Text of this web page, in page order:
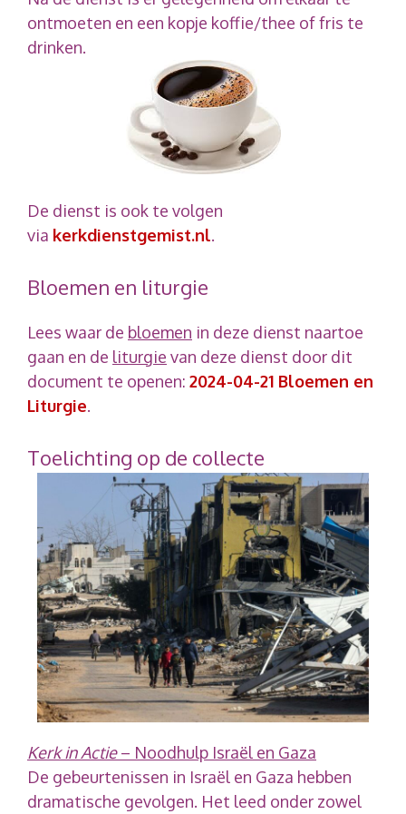
ontmoeten en een kopje koffie/thee of fris te
drinken.
De dienst is ook te volgen
via kerkdienstgemist.nl.
Bloemen en liturgie
Lees waar de bloemen in deze dienst naartoe
gaan en de liturgie van deze dienst door dit
document te openen: 2024-04-21 Bloemen en
Liturgie.
Toelichting op de collecte
Kerk in Actie– Noodhulp Israël en Gaza
De gebeurtenissen in Israël en Gaza hebben
dramatische gevolgen. Het leed onder zowel